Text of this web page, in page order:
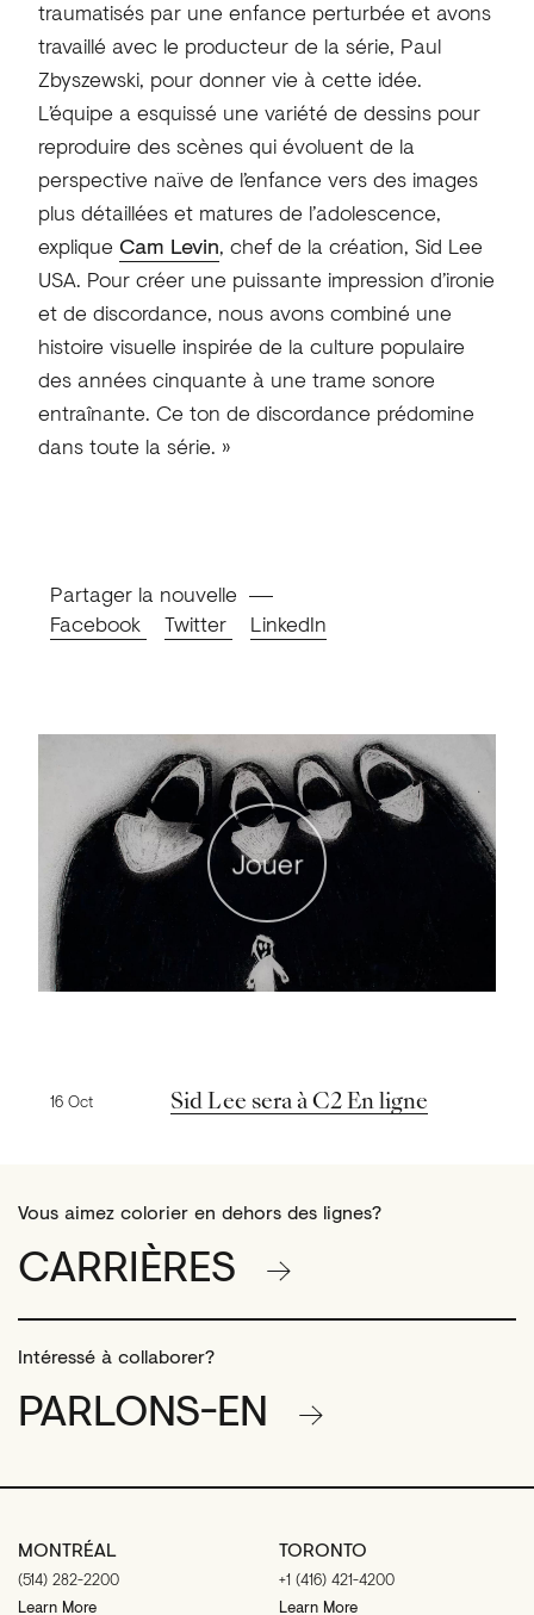
traumatisés par une enfance perturbée et avons
travaillé avec le producteur de la série, Paul
Zbyszewski, pour donner vie à cette idée.
L’équipe a esquissé une variété de dessins pour
reproduire des scènes qui évoluent de la
perspective naïve de l’enfance vers des images
plus détaillées et matures de l’adolescence,
explique Cam Levin, chef de la création, Sid Lee
USA. Pour créer une puissante impression d’ironie
et de discordance, nous avons combiné une
histoire visuelle inspirée de la culture populaire
des années cinquante à une trame sonore
entraînante. Ce ton de discordance prédomine
dans toute la série. »
Partager la nouvelle
Facebook
Twitter LinkedIn
Jouer
Nouvelles précédentes
16 Oct Sid Lee sera à C2 En ligne
Vous aimez colorier en dehors des lignes?
CARRIÈRES
Intéressé à collaborer?
PARLONS-EN
MONTRÉAL
(514) 282-2200
Learn More
TORONTO
+1 (416) 421-4200
Learn More